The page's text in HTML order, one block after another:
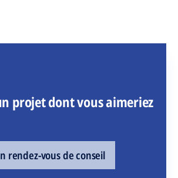
projet dont vous aimeriez
rendez-vous de conseil